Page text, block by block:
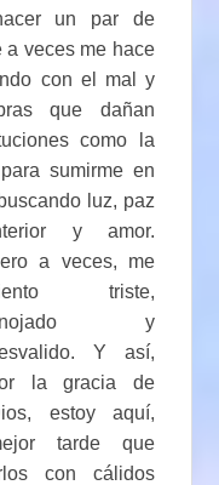
un par de
a veces me hace
con el mal y
que dañan
como la
sumirme en
buscando luz, paz
y amor.
a veces, me
triste,
y
Y así,
la gracia de
estoy aquí,
tarde que
con cálidos